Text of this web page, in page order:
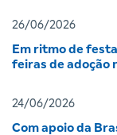
26/06/2026
Em ritmo de
feiras de adoção
24/06/2026
Com apoio da